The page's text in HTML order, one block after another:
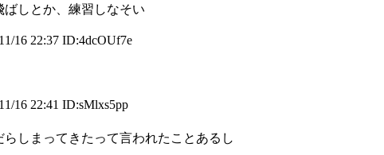
しとか、練習しなそい
11/16 22:37 ID:4dcOUf7e
16 22:41 ID:sMlxs5pp
しまってきたって言われたことあるし